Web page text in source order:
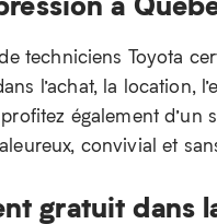
techniciens Toyota
l’achat, la location,
également
convivial et
gratuit dans